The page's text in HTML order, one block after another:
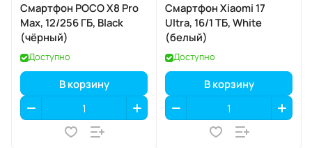
Смартфон POCO X8 Pro
Max, 12/256 ГБ, Black
(чёрный)
Доступно
В корзину
Смартфон Xiaomi 17
Ultra, 16/1 ТБ, White
(белый)
Доступно
В корзину